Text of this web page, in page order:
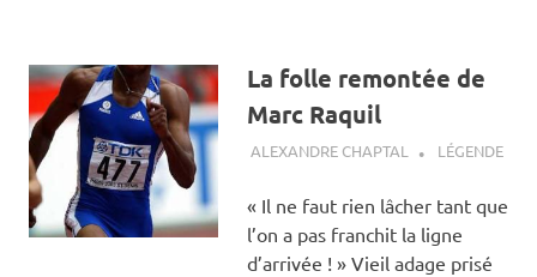
La folle remontée de
Marc Raquil
14 FÉVRIER 2012
ALEXANDRE CHAPTAL LÉGENDE
« Il ne faut rien lâcher tant que
l’on a pas franchit la ligne
d’arrivée ! » Vieil adage prisé